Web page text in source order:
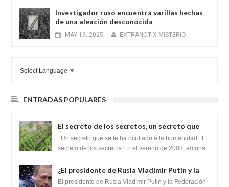
Investigador ruso encuentra varillas hechas
de una aleación desconocida
MAY 19, 2025 - EXTRANOTIX MISTERIO
Select Language ▼
ENTRADAS POPULARES
El secreto de los secretos, un secreto que
cambiaría por completo el destino de la
humanidad
Un secreto que se le ha ocultado a la humanidad El
secreto de los secretos En el verano de 2003, en una
¿El presidente de Rusia Vladímir Putin y la
Federación Galactica han firmado un
El presidente de Rusia Vladímir Putin y la Federación